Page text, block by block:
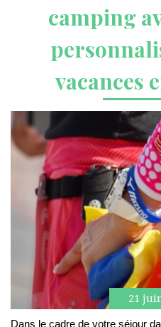
camping
vacances
21
Dans le cadre de votre séjour